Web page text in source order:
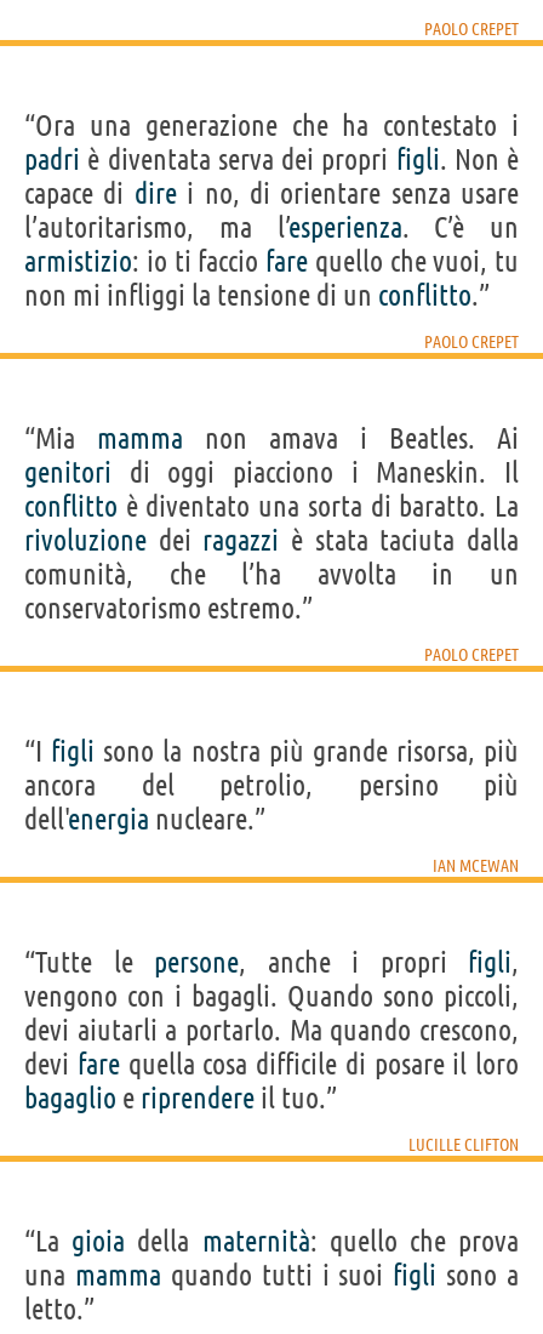
PAOLO CREPET
“Ora una generazione che ha contestato i
padri è diventata serva dei propri figli. Non è
capace di direi no, di orientare senza usare
l’autoritarismo, ma l’esperienza. C’è un
armistizio: io ti faccio fare quello che vuoi, tu
non mi infliggi la tensione di un conflitto.”
PAOLO CREPET
“Mia mamma non amava i Beatles. Ai
genitori di oggi piacciono i Maneskin. Il
conflitto è diventato una sorta di baratto. La
rivoluzione dei ragazzi è stata taciuta dalla
comunità, che l’ha avvolta in un
conservatorismo estremo.”
PAOLO CREPET
“I figli sono la nostra più grande risorsa, più
ancora del petrolio, persino più
dell'energia nucleare.”
IAN MCEWAN
“Tutte le persone, anche i propri figli,
vengono con i bagagli. Quando sono piccoli,
devi aiutarli a portarlo. Ma quando crescono,
devi farequella cosa difficile di posare il loro
bagaglio e riprendere il tuo.”
LUCILLE CLIFTON
“La gioia della maternità: quello che prova
una mamma quando tutti i suoi figli sono a
letto.”